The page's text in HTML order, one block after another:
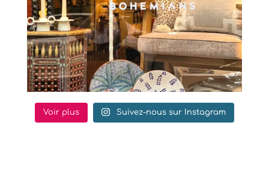
Voir plus Suivez-nous sur Instagram